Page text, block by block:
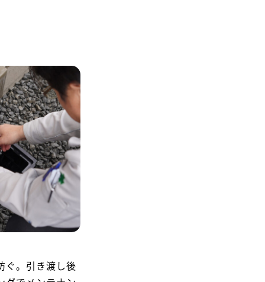
ぐ。引き渡し後